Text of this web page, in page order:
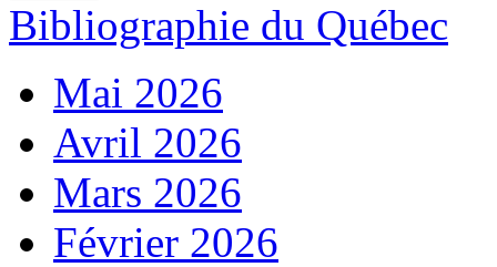
Bibliographie du Québec
Mai 2026
Avril 2026
Mars 2026
Février 2026